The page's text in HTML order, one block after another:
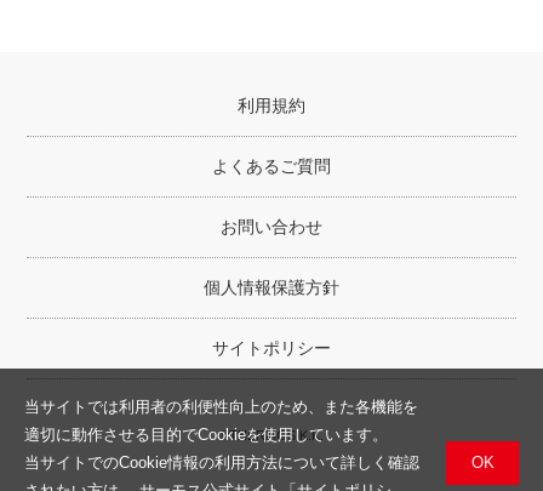
利用規約
よくあるご質問
お問い合わせ
個人情報保護方針
サイトポリシー
©THERMOS K.K.
当サイトでは利用者の利便性向上のため、また各機能を
適切に動作させる目的でCookieを使用しています。
当サイトでのCookie情報の利用方法について詳しく確認
OK